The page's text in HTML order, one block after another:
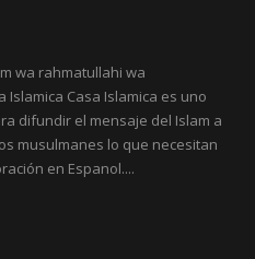
wa rahmatullahi wa
Islamica Casa Islamica es uno
difundir el mensaje del Islam a
musulmanes lo que necesitan
en Espanol....